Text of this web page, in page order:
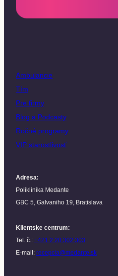
Ambulancie
Tím
Pre firmy
Blog a Podcasty
Ročné programy
VIP starostlivosť
Adresa:
Poliklinika Medante
GBC 5, Galvaniho 19, Bratislava
Klientske centrum:
Tel. č.: +421 2 20 302 303
E-mail: recepcia@medante.sk